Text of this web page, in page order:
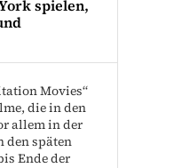
spielen,
Movies“
die in den
allem in der
den späten
Ende der